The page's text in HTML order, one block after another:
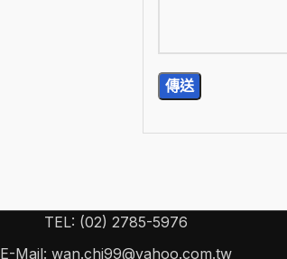
TEL: (02) 2785-5976
E-Mail: wan.chi99@yahoo.com.tw